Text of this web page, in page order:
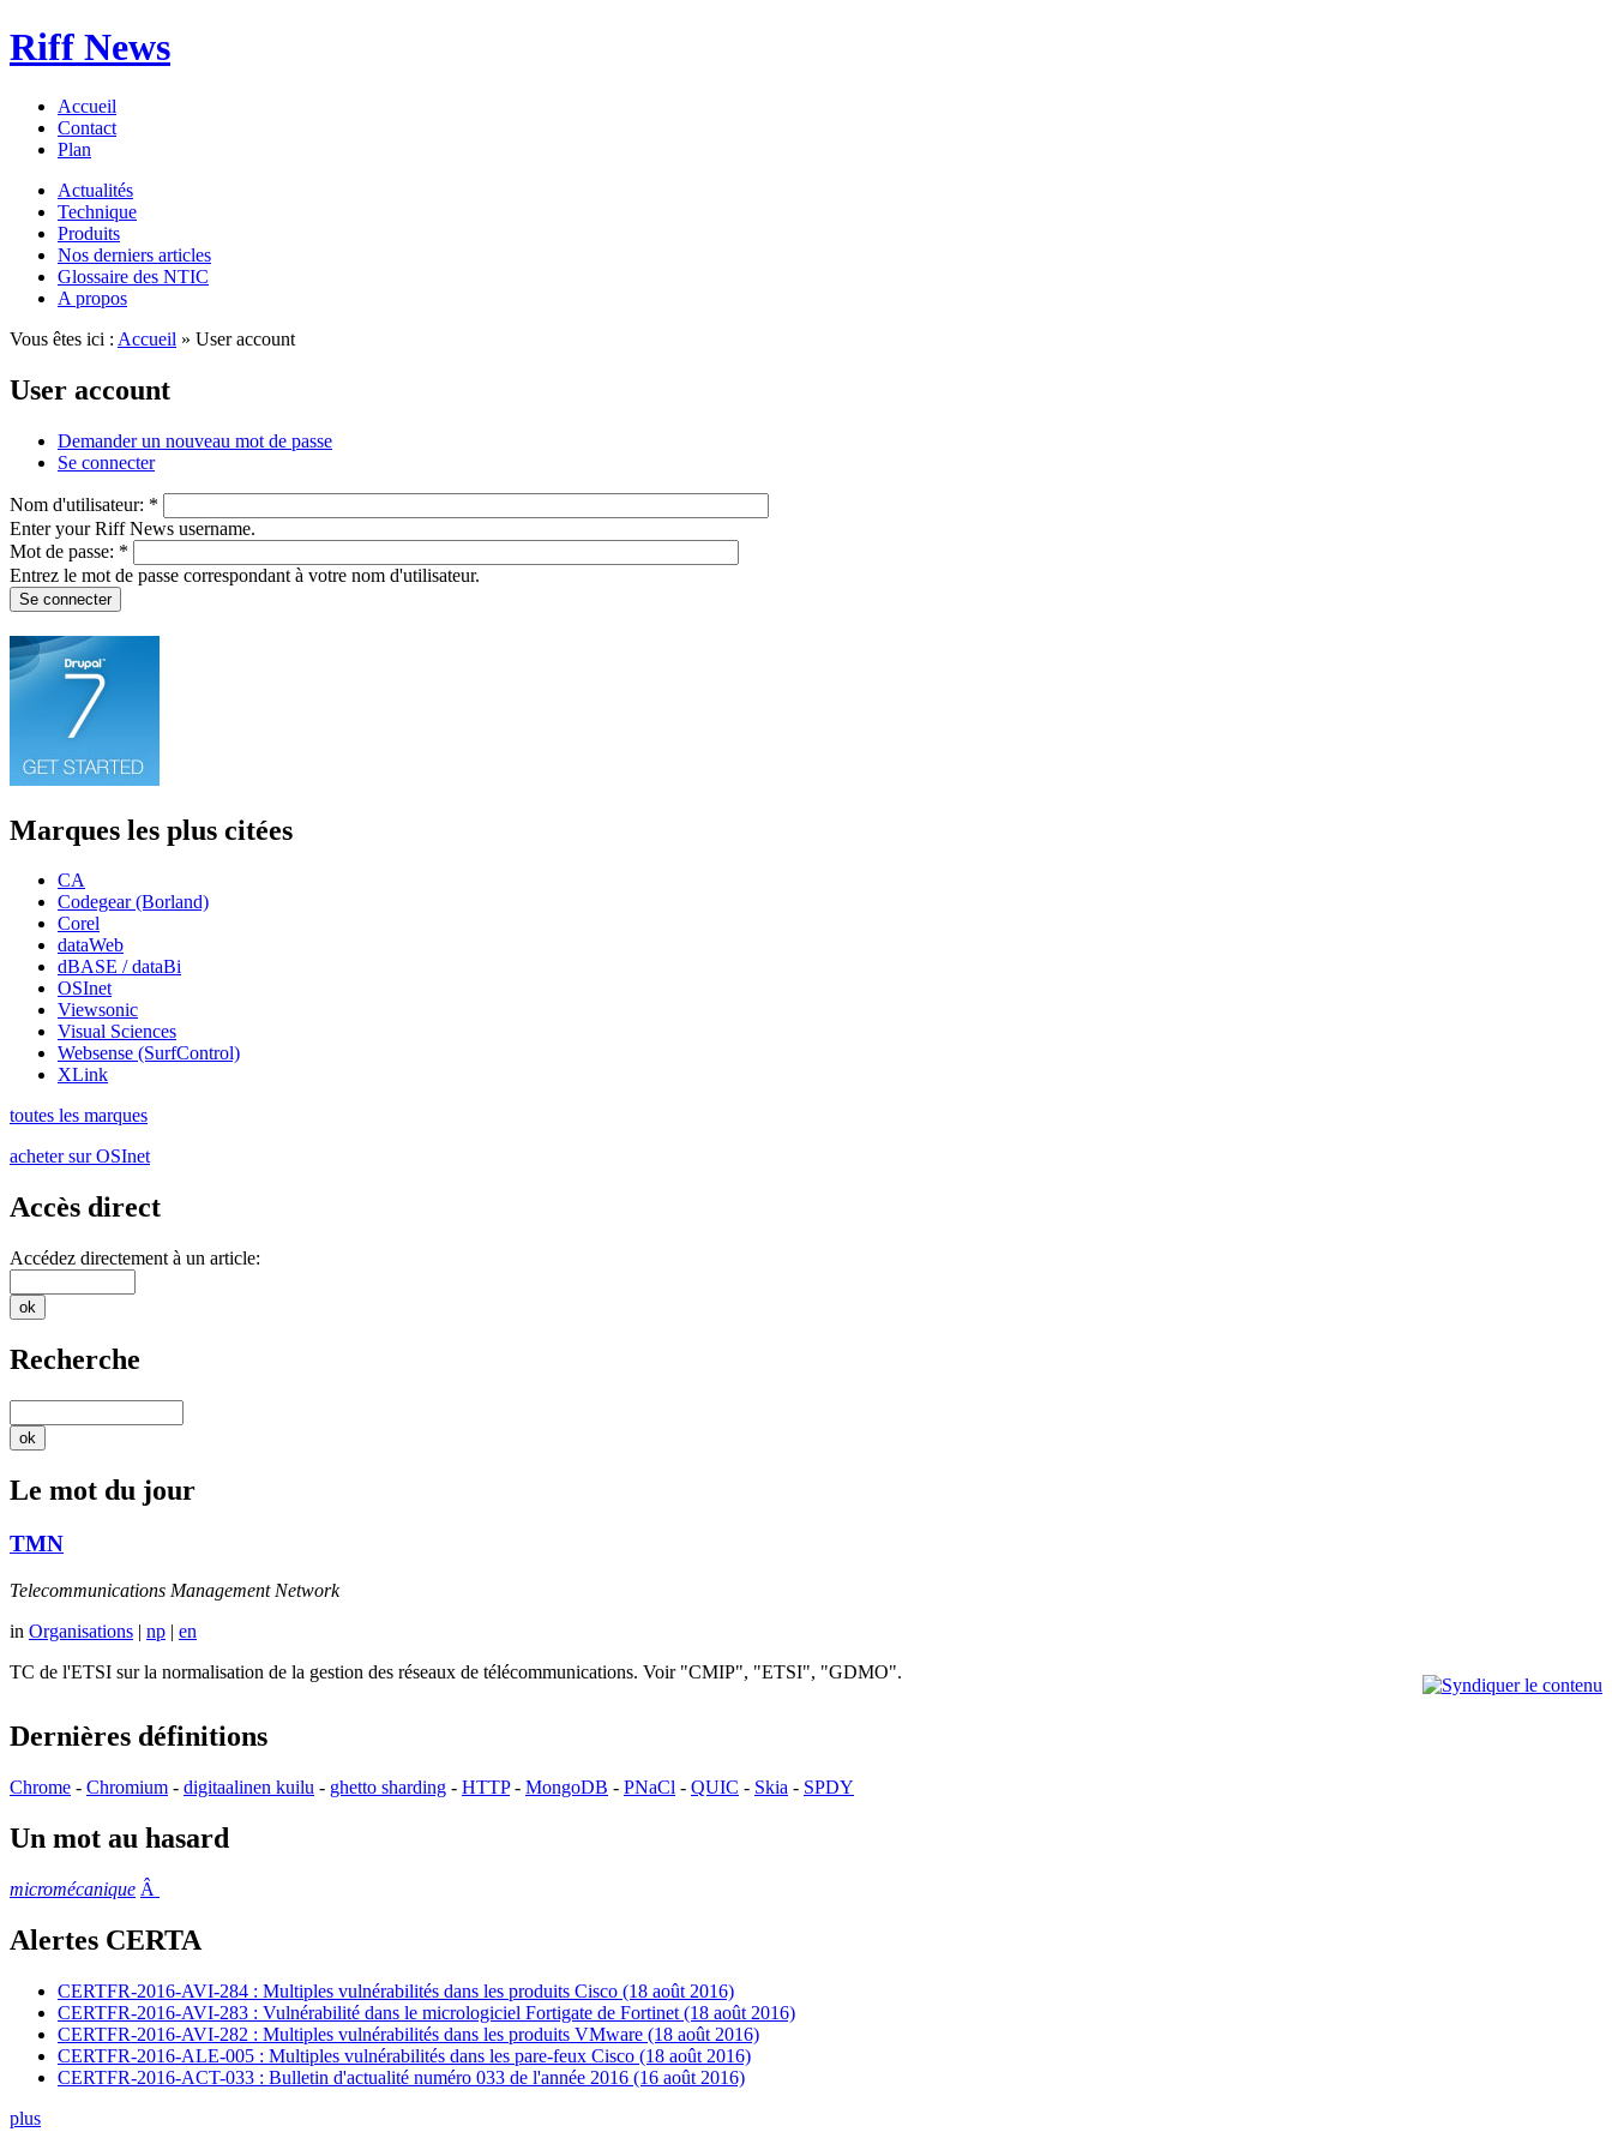
Riff News
Accueil
Contact
Plan
Actualités
Technique
Produits
Nos derniers articles
Glossaire des NTIC
A propos
Vous êtes ici : Accueil » User account
User account
Demander un nouveau mot de passe
Se connecter
Nom d'utilisateur: *
Enter your Riff News username.
Mot de passe: *
Entrez le mot de passe correspondant à votre nom d'utilisateur.
Marques les plus citées
CA
Codegear (Borland)
Corel
dataWeb
dBASE / dataBi
OSInet
Viewsonic
Visual Sciences
Websense (SurfControl)
XLink
toutes les marques
acheter sur OSInet
Accès direct
Accédez directement à un article:
Recherche
Le mot du jour
TMN
Telecommunications Management Network
in Organisations | np | en
TC de l'ETSI sur la normalisation de la gestion des réseaux de télécommunications. Voir "CMIP", "ETSI", "GDMO".
Dernières définitions
Chrome - Chromium - digitaalinen kuilu - ghetto sharding - HTTP- MongoDB - PNaCl - QUIC - Skia - SPDY
Un mot au hasard
micromécanique Â
Alertes CERTA
CERTFR-2016-AVI-284 : Multiples vulnérabilités dans les produits Cisco (18 août 2016)
CERTFR-2016-AVI-283 : Vulnérabilité dans le micrologiciel Fortigate de Fortinet (18 août 2016)
CERTFR-2016-AVI-282 : Multiples vulnérabilités dans les produits VMware (18 août 2016)
CERTFR-2016-ALE-005 : Multiples vulnérabilités dans les pare-feux Cisco (18 août 2016)
CERTFR-2016-ACT-033 : Bulletin d'actualité numéro 033 de l'année 2016 (16 août 2016)
plus